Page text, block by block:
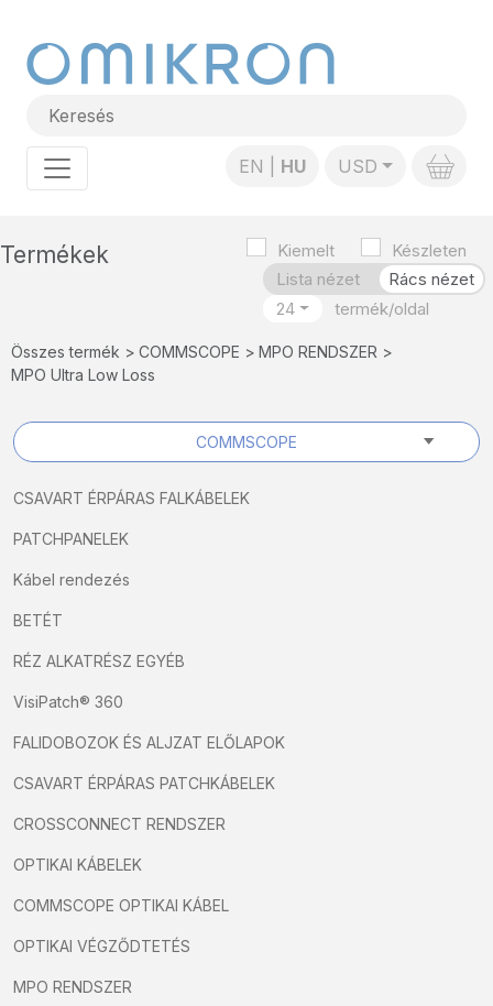
EN HU USD
Termékek Kiemelt
Készleten
Lista nézet
Rács nézet
24
Összes termék COMMSCOPE
MPO RENDSZER
MPO Ultra Low Loss
COMMSCOPE
CSAVART ÉRPÁRAS FALKÁBELEK
PATCHPANELEK
Kábel rendezés
BETÉT
RÉZ ALKATRÉSZ EGYÉB
VisiPatch® 360
FALIDOBOZOK ÉS ALJZAT ELŐLAPOK
CSAVART ÉRPÁRAS PATCHKÁBELEK
CROSSCONNECT RENDSZER
OPTIKAI KÁBELEK
COMMSCOPE OPTIKAI KÁBEL
OPTIKAI VÉGZŐDTETÉS
MPO RENDSZER